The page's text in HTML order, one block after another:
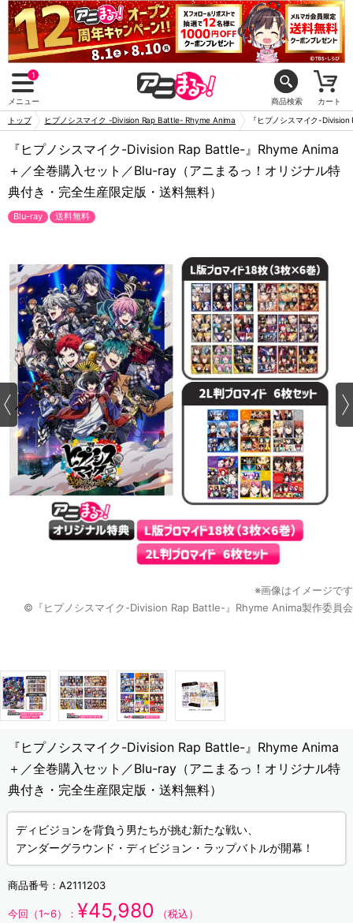
1
メニュー 商品検索 カート
トップ ヒプノシスマイク -Division Rap Battle- Rhyme Anima 『ヒプノシスマイク-
『ヒプノシスマイク-Division Rap Battle-』Rhyme Anima
＋／全巻購入セット／Blu-ray（アニまるっ！オリジナル特
典付き・完全生産限定版・送料無料）
Blu-ray 送料無料
※画像はイメージです
©『ヒプノシスマイク-Division Rap Battle-』Rhyme Anima製作委員会
『ヒプノシスマイク-Division Rap Battle-』Rhyme Anima
＋／全巻購入セット／Blu-ray（アニまるっ！オリジナル特
典付き・完全生産限定版・送料無料）
ディビジョンを背負う男たちが挑む新たな戦い、
アンダーグラウンド・ディビジョン・ラップバトルが開幕！
商品番号： A2111203
今回（1~6）： ¥45,980 （税込）